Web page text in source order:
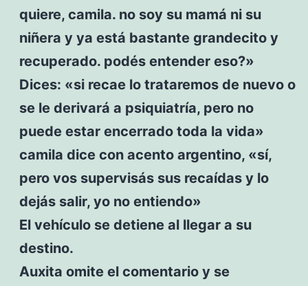
quiere, camila. no soy su mamá ni su
niñera y ya está bastante grandecito y
recuperado. podés entender eso?»
Dices: «si recae lo trataremos de nuevo o
se le derivará a psiquiatría, pero no
puede estar encerrado toda la vida»
camila dice con acento argentino, «sí,
pero vos supervisás sus recaídas y lo
dejás salir, yo no entiendo»
El vehículo se detiene al llegar a su
destino.
Auxita omite el comentario y se